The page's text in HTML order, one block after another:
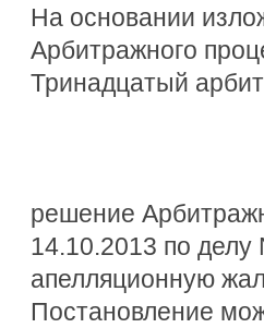
На основании
Арбитражного
Тринадцатый
решение
14.10.2013 по делу
апелляционную
Постановление